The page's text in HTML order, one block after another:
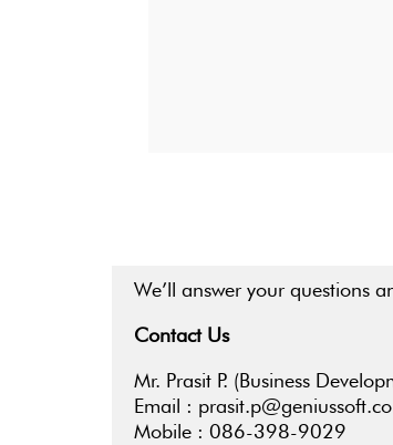
We’ll answer your questions
Contact Us
Mr. Prasit P. (Business
Email :
Mobile : 086-398-9029